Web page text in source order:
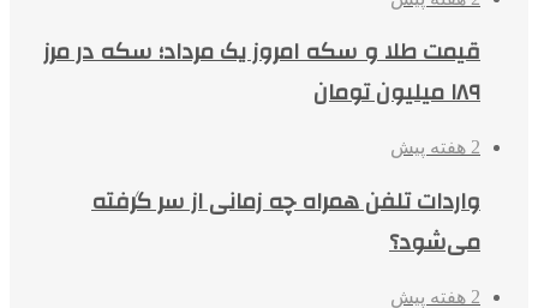
قیمت طلا و سکه امروز یک مرداد؛ سکه در مرز
۱۸۹ میلیون تومان
2 هفته پیش
واردات تلفن همراه چه زمانی از سر گرفته
می‌شود؟
2 هفته پیش